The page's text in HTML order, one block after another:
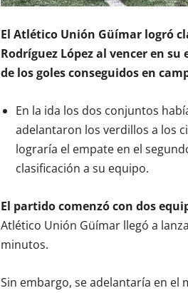
El Atlético Unión Güímar logró
Rodríguez López al vencer en
de los goles conseguidos en
En la ida los dos conjuntos
adelantaron los verdillos a los
lograría el empate en el
clasificación a su equipo.
El partido comenzó con dos
Atlético Unión Güímar llegó a
minutos.
Sin embargo, se adelantaría en